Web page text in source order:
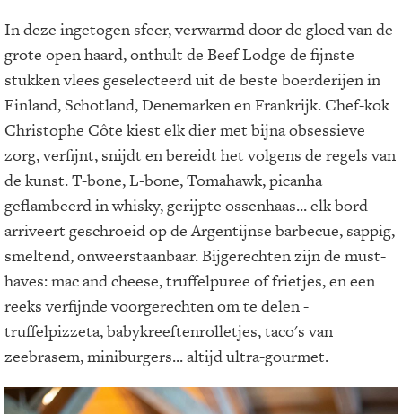
In deze ingetogen sfeer, verwarmd door de gloed van de
grote open haard, onthult de Beef Lodge de fijnste
stukken vlees geselecteerd uit de beste boerderijen in
Finland, Schotland, Denemarken en Frankrijk. Chef-kok
Christophe Côte kiest elk dier met bijna obsessieve
zorg, verfijnt, snijdt en bereidt het volgens de regels van
de kunst. T-bone, L-bone, Tomahawk, picanha
geflambeerd in whisky, gerijpte ossenhaas... elk bord
arriveert geschroeid op de Argentijnse barbecue, sappig,
smeltend, onweerstaanbaar. Bijgerechten zijn de must-
haves: mac and cheese, truffelpuree of frietjes, en een
reeks verfijnde voorgerechten om te delen -
truffelpizzeta, babykreeftenrolletjes, taco's van
zeebrasem, miniburgers... altijd ultra-gourmet.